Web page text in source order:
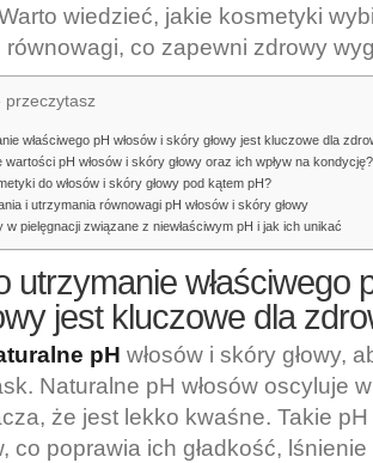
włosówwiedzieć, jakie kosmetyki
równowagi, co zapewni zdrowy
przeczytasz
właściwego pH włosów i skóry głowy jest kluczowe dla
pH włosów i skóry głowy oraz ich wpływ na kondycję?
do włosów i skóry głowy pod kątem pH?
i utrzymania równowagi pH włosów i skóry głowy
w pielęgnacji związane z niewłaściwym pH i jak ich unikać
utrzymanie właściwego
jest kluczowe dla
pH włosów i skóry głowy,
Naturalne pH włosów oscyluje
że jest lekko kwaśne. Takie
co poprawia ich gładkość,